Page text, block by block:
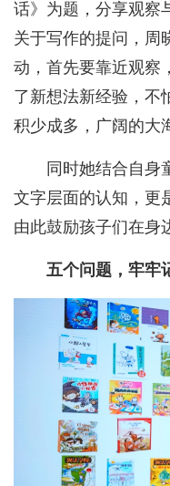
话》为题，分享观察
关于写作的提问，周
动，首先要靠近观察
了新想法新经验，不
积少成多，广阔的大
同时她结合自身
文字层面的认知，更
由此鼓励孩子们在身
五个问题，牢牢